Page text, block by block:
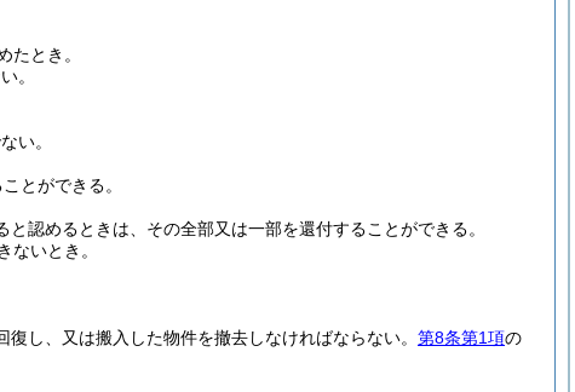
たとき。
。
い。
とができる。
と認めるときは、その全部又は一部を還付することができる。
ないとき。
し、又は搬入した物件を撤去しなければならない。 第8条第1項の